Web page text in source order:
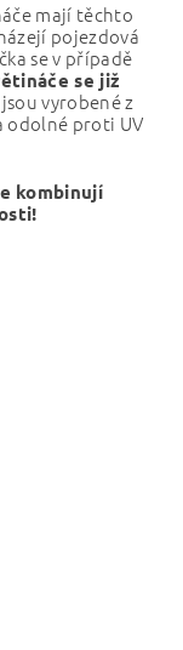
mají těchto
pojezdová
se v případě
se již
vyrobené z
odolné proti UV
kombinují